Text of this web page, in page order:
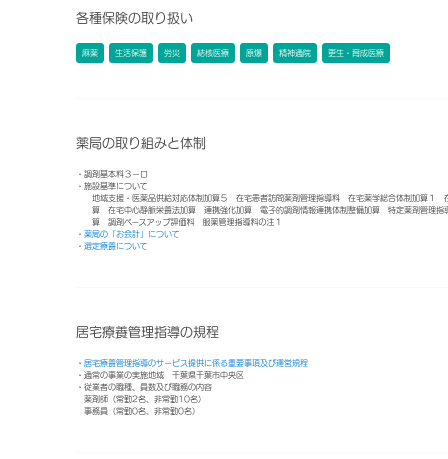
各種保険の取り扱い
麻薬 生活保護 労災 結核医療 原爆 精神通院 更生・育成医療
薬局の取り組みと体制
・調剤基本料３－ロ
・施設基準について
地域支援・医薬品供給対応体制加算５ 在宅患者訪問薬剤管理指導料 在宅薬学総合体制加算１
算 在宅中心静脈栄養法加算 連携強化加算 電子的調剤情報連携体制整備加算 特定薬剤管理指
算 調剤ベースアップ評価料 服薬管理指導料の注１
・ 薬局の「お会計」について
・ 選定療養について
居宅療養管理指導の規程
・ 居宅療養管理指導のサービス提供に係る重要事項及び運営規程
・通常の事業の実施地域 千葉県千葉市中央区
・従業者の職種、員数及び職務の内容
薬剤師（常勤2名、非常勤10名）
事務員（常勤0名、非常勤0名）